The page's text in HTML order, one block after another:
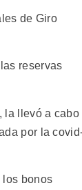
de Giro
reservas
la llevó a cabo
por la
los bonos